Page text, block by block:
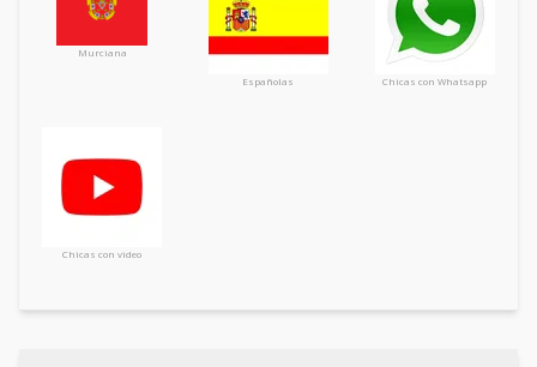
Murciana
Españolas Chicas con Whatsapp
Chicas con video